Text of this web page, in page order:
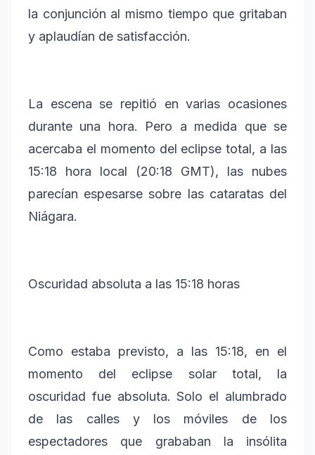
la conjunción al mismo tiempo que gritaban
y aplaudían de satisfacción.
La escena se repitió en varias ocasiones
durante una hora. Pero a medida que se
acercaba el momento del eclipse total, a las
15:18 hora local (20:18 GMT), las nubes
parecían espesarse sobre las cataratas del
Niágara.
Oscuridad absoluta a las 15:18 horas
Como estaba previsto, a las 15:18, en el
momento del eclipse solar total, la
oscuridad fue absoluta. Solo el alumbrado
de las calles y los móviles de los
espectadores que grababan la insólita